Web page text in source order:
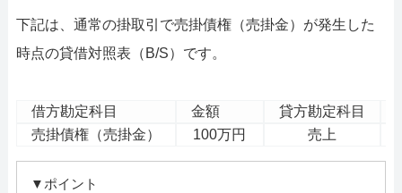
下記は、通常の掛取引で売掛債権（売掛金）が発生した
時点の貸借対照表（B/S）です。
借方勘定科目 金額 貸方勘定科目
売掛債権（売掛金）
100万円 売上
▼ポイント